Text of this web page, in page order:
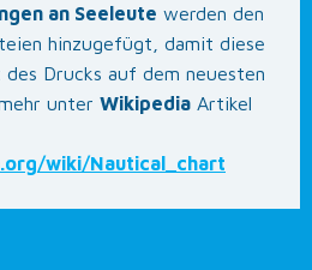
an Seeleute werden den
hinzugefügt, damit diese
Drucks auf dem neuesten
unter Wikipedia Artikel
wiki/Nautical_chart